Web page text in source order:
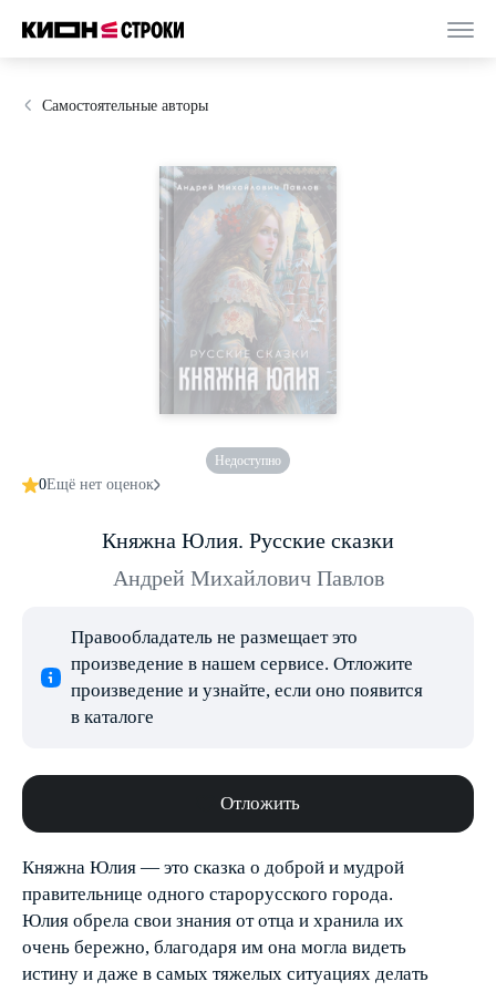
Самостоятельные авторы
Недоступно
0Ещё нет оценок
Княжна Юлия. Русские сказки
Андрей Михайлович Павлов
Правообладатель не размещает это
произведение в нашем сервисе. Отложите
произведение и узнайте, если оно появится
в каталоге
Отложить
Княжна Юлия — это сказка о доброй и мудрой
правительнице одного старорусского города.
Юлия обрела свои знания от отца и хранила их
очень бережно, благодаря им она могла видеть
истину и даже в самых тяжелых ситуациях делать